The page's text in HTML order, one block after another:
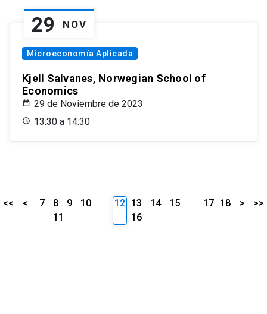
29 NOV
Microeconomía Aplicada
Kjell Salvanes, Norwegian School of
Economics
29 de Noviembre de 2023
13:30 a 14:30
<< < 7 8 9
10
11
12 13 14
15
16
17 18 > >>